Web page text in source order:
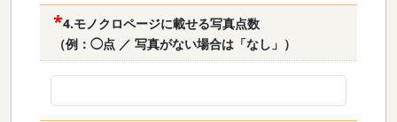
4.モノクロページに載せる写真点数
（例：◯点 ／ 写真がない場合は「なし」）